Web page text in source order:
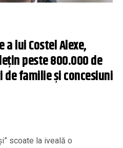
lui Costel Alexe,
peste 800.000 de
familie și concesiuni
scoate la iveală o